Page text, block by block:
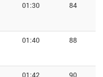
01:30 84
01:40 88
01:42 90